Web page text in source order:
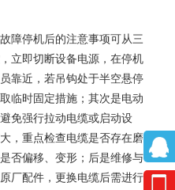
障停机后的注意事项可从三
立即切断设备电源，在停机
靠近，若吊钩处于半空悬停
临时固定措施；其次是电动
免强行拉动电缆或启动设
，重点检查电缆是否存在磨
否偏移、变形；后是维修与
厂配件，更换电缆后需进行